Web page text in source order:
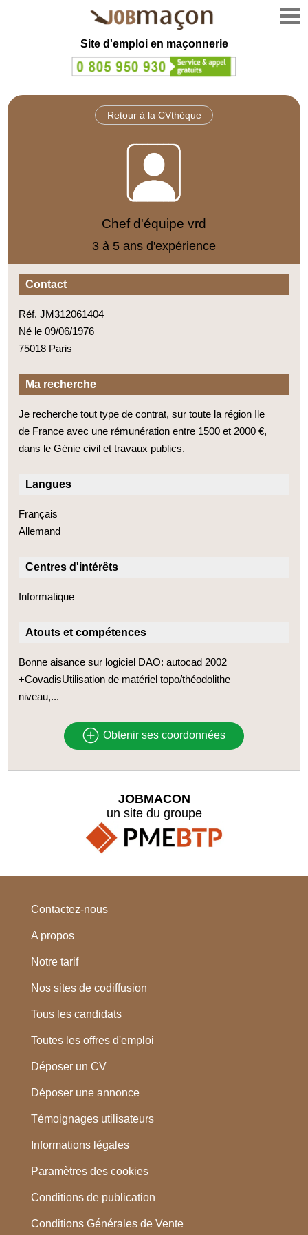
Site d'emploi en maçonnerie
Retour à la CVthèque
Chef d'équipe vrd
3 à 5 ans d'expérience
Contact
Réf. JM312061404
Né le 09/06/1976
75018 Paris
Ma recherche
Je recherche tout type de contrat, sur toute la région Ile
de France avec une rémunération entre 1500 et 2000 €,
dans le Génie civil et travaux publics.
Langues
Français
Allemand
Centres d'intérêts
Informatique
Atouts et compétences
Bonne aisance sur logiciel DAO: autocad 2002
+CovadisUtilisation de matériel topo/théodolithe
niveau,...
Obtenir ses coordonnées
JOBMACON
un site du groupe
Contactez-nous
A propos
Notre tarif
Nos sites de codiffusion
Tous les candidats
Toutes les offres d'emploi
Déposer un CV
Déposer une annonce
Témoignages utilisateurs
Informations légales
Paramètres des cookies
Conditions de publication
Conditions Générales de Vente